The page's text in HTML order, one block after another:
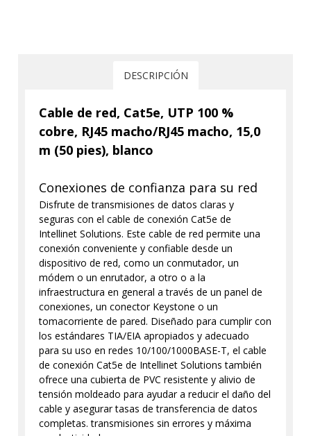
DESCRIPCIÓN
Cable de red, Cat5e, UTP 100 %
cobre, RJ45 macho/RJ45 macho, 15,0
m (50 pies), blanco
Conexiones de confianza para su red
Disfrute de transmisiones de datos claras y
seguras con el cable de conexión Cat5e de
Intellinet Solutions. Este cable de red permite una
conexión conveniente y confiable desde un
dispositivo de red, como un conmutador, un
módem o un enrutador, a otro o a la
infraestructura en general a través de un panel de
conexiones, un conector Keystone o un
tomacorriente de pared. Diseñado para cumplir con
los estándares TIA/EIA apropiados y adecuado
para su uso en redes 10/100/1000BASE-T, el cable
de conexión Cat5e de Intellinet Solutions también
ofrece una cubierta de PVC resistente y alivio de
tensión moldeado para ayudar a reducir el daño del
cable y asegurar tasas de transferencia de datos
completas. transmisiones sin errores y máxima